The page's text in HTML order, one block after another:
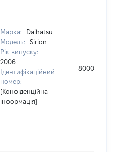
Марка:
Daihatsu
Модель:
Sirion
Рік випуску:
2006
Ідентифікаційний
номер:
[Конфіденційна
інформація]
80000